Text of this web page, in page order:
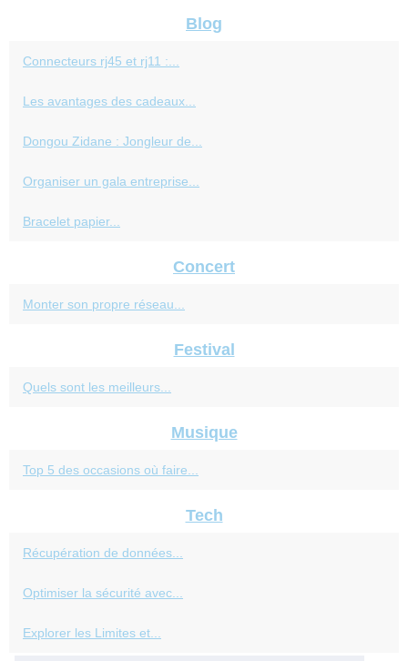
Blog
Connecteurs rj45 et rj11 :...
Les avantages des cadeaux...
Dongou Zidane : Jongleur de...
Organiser un gala entreprise...
Bracelet papier...
Concert
Monter son propre réseau...
Festival
Quels sont les meilleurs...
Musique
Top 5 des occasions où faire...
Tech
Récupération de données...
Optimiser la sécurité avec...
Explorer les Limites et...